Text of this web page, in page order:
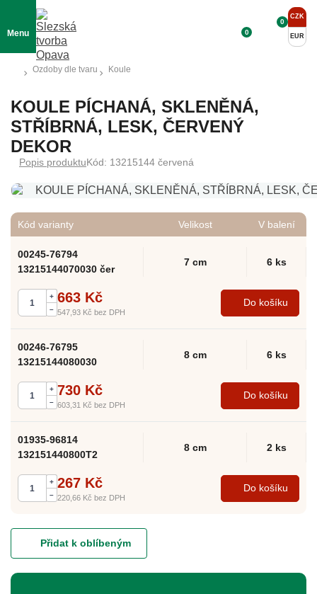
Menu 0
CZK
EUR
0
Ozdoby dle tvaru Koule
KOULE PÍCHANÁ, SKLENĚNÁ,
STŘÍBRNÁ, LESK, ČERVENÝ
DEKOR
Popis produktuKód: 13215144 červená
Kód varianty Velikost V balení
00245-76794
13215144070030 čer
7 cm 6 ks
+
–
663 Kč
547,93 Kč bez DPH
Do košíku
00246-76795
13215144080030
8 cm 6 ks
+
–
730 Kč
603,31 Kč bez DPH
Do košíku
01935-96814
132151440800T2
8 cm 2 ks
+
–
267 Kč
220,66 Kč bez DPH
Do košíku
Přidat k oblíbeným